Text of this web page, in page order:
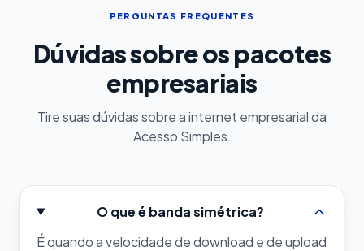
PERGUNTAS FREQUENTES
Dúvidas sobre os pacotes
empresariais
Tire suas dúvidas sobre a internet empresarial da
Acesso Simples.
O que é banda simétrica?
É quando a velocidade de download e de upload